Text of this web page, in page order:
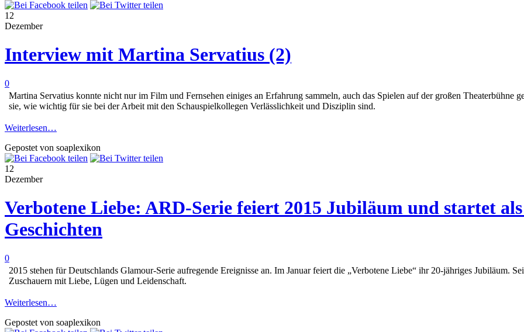
12
Dezember
Interview mit Martina Servatius (2)
0
Martina Servatius konnte nicht nur im Film und Fernsehen einiges an Erfahrung sammeln, auch das Spielen auf der großen
sie, wie wichtig für sie bei der Arbeit mit den Schauspielkollegen Verlässlichkeit und Disziplin sind.
Weiterlesen…
Gepostet von soaplexikon
12
Dezember
Verbotene Liebe: ARD-Serie feiert 2015 Jubiläum und startet
Geschichten
0
2015 stehen für Deutschlands Glamour-Serie aufregende Ereignisse an. Im Januar feiert die „Verbotene Liebe“ ihr 20-jähriges Jubiläum.
Zuschauern mit Liebe, Lügen und Leidenschaft.
Weiterlesen…
Gepostet von soaplexikon